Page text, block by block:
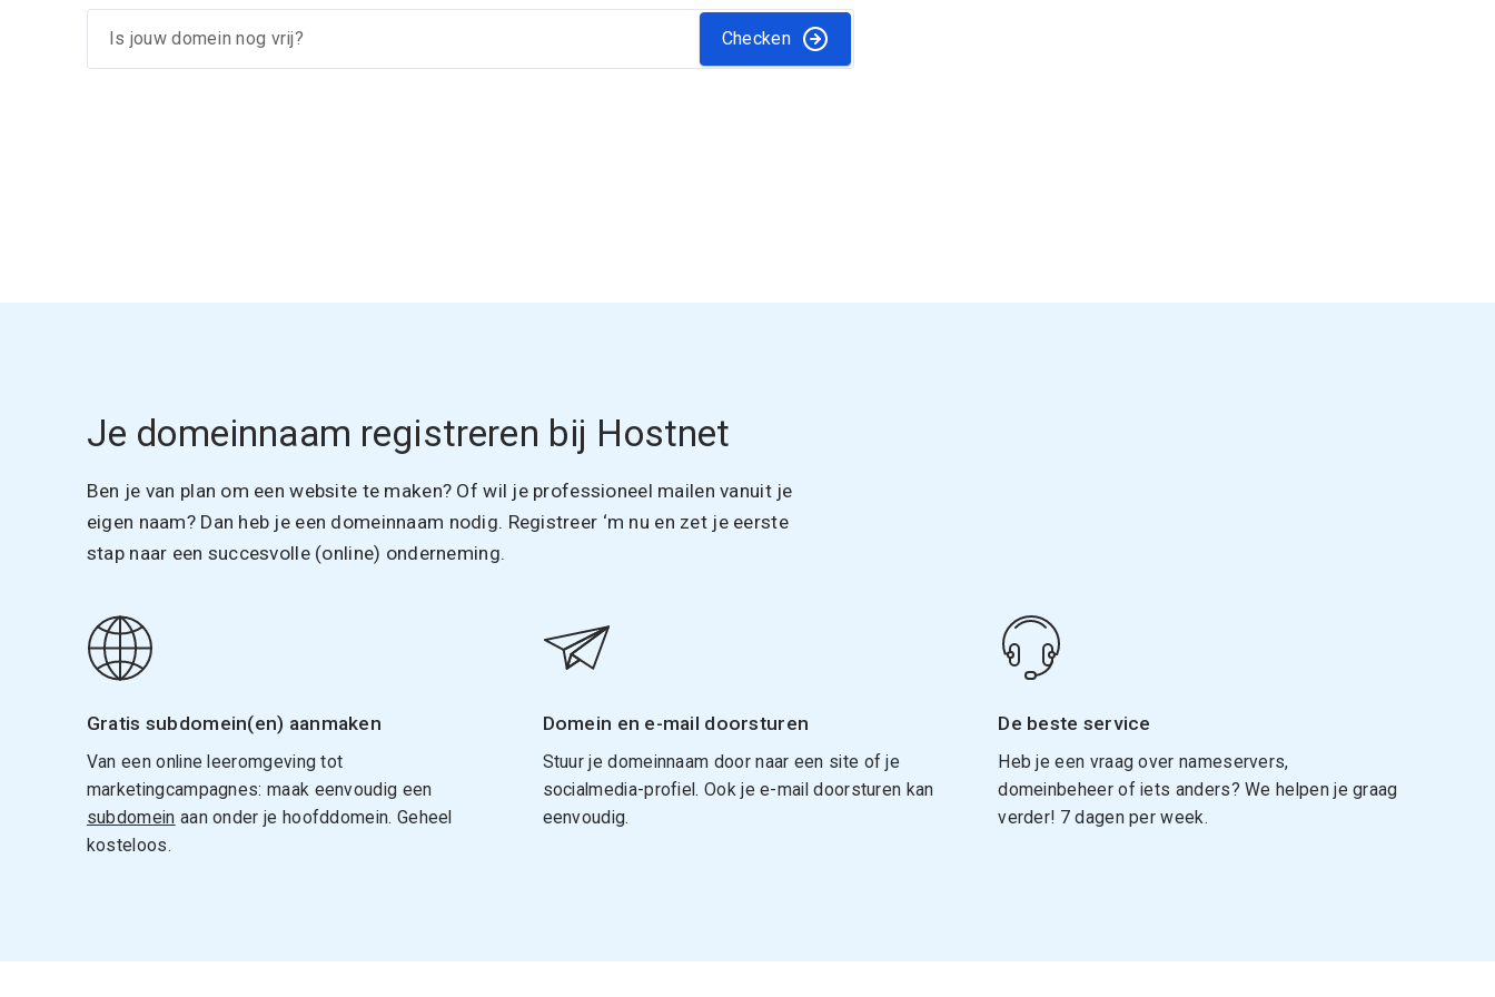
Checken
Je domeinnaam registreren bij Hostnet
Ben je van plan om een website te maken? Of wil je professioneel mailen vanuit je
eigen naam? Dan heb je een domeinnaam nodig. Registreer ‘m nu en zet je eerste
stap naar een succesvolle (online) onderneming.
Gratis subdomein(en) aanmaken
Van een online leeromgeving tot
marketingcampagnes: maak eenvoudig een
subdomein aan onder je hoofddomein. Geheel
kosteloos.
Domein en e-mail doorsturen
Stuur je domeinnaam door naar een site of je
socialmedia-profiel. Ook je e-mail doorsturen kan
eenvoudig.
De beste service
Heb je een vraag over nameservers,
domeinbeheer of iets anders? We helpen je graag
verder! 7 dagen per week.